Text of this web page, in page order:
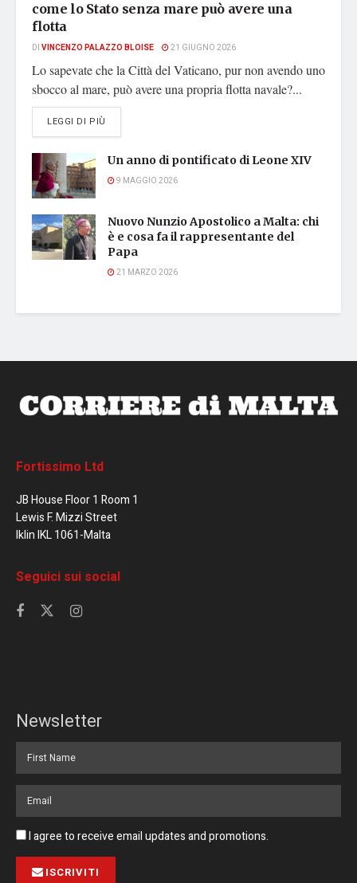
come lo Stato senza mare può avere una
flotta
DI VINCENZO PALAZZO BLOISE 21 GIUGNO 2026
Lo sapevate che la Città del Vaticano, pur non avendo uno
sbocco al mare, può avere una propria flotta navale?...
LEGGI DI PIÙ
Un anno di pontificato di Leone XIV
9 MAGGIO 2026
Nuovo Nunzio Apostolico a Malta: chi
è e cosa fa il rappresentante del
Papa
21 MARZO 2026
Fortissimo Ltd
JB House Floor 1 Room 1
Lewis F. Mizzi Street
Iklin IKL 1061-Malta
Seguici sui social
Newsletter
I agree to receive email updates and promotions.
ISCRIVITI